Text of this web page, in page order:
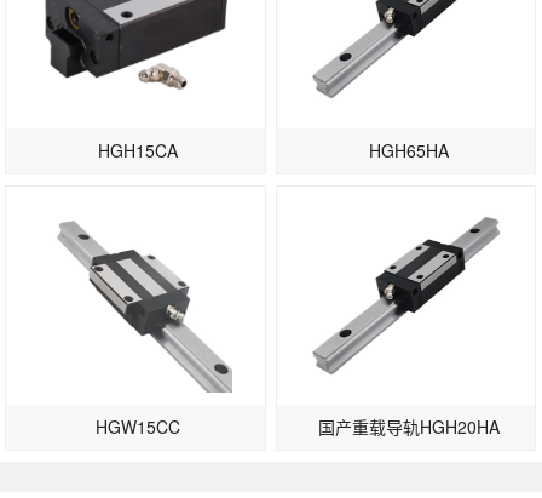
HGH15CA HGH65HA
HGW15CC 国产重载导轨HGH20HA